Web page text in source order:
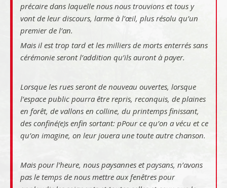
précaire dans laquelle nous nous trouvions et tous y
vont de leur discours, larme à l’œil, plus résolu qu’un
premier de l’an.
Mais il est trop tard et les milliers de morts enterrés sans
cérémonie seront l’addition qu’ils auront à payer.
Lorsque les rues seront de nouveau ouvertes, lorsque
l’espace public pourra être repris, reconquis, de plaines
en forêt, de vallons en colline, du printemps finissant,
des confiné(e)s enfin sortant: pPour ce qu’on a vécu et ce
qu’on imagine, on leur jouera une toute autre chanson.
Mais pour l’heure, nous paysannes et paysans, n’avons
pas le temps de nous mettre aux fenêtres pour